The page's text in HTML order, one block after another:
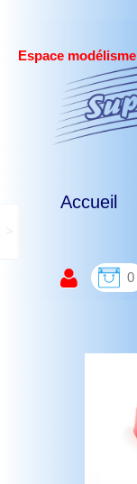
Espace modélisme
Accueil
0